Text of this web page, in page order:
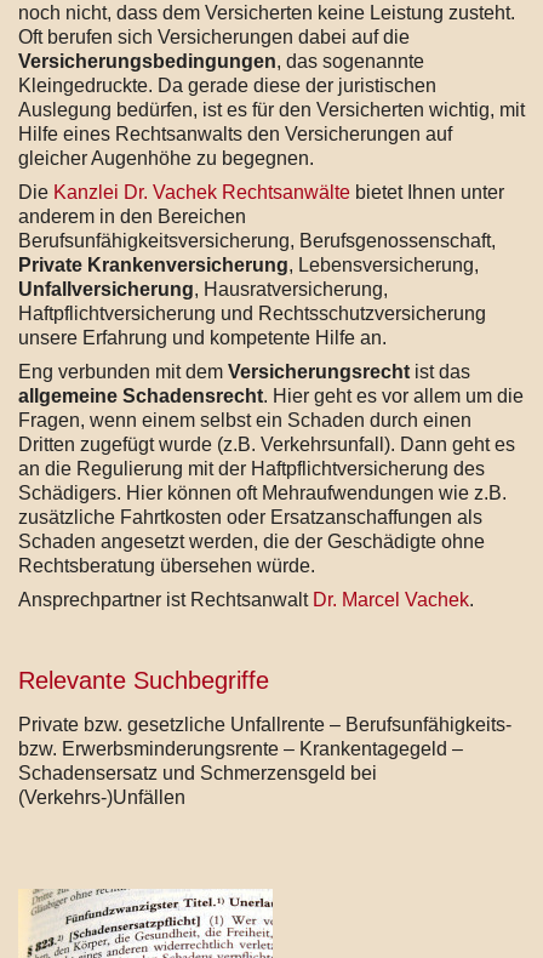
noch nicht, dass dem Versicherten keine Leistung zusteht.
Oft berufen sich Versicherungen dabei auf die
Versicherungsbedingungen, das sogenannte
Kleingedruckte. Da gerade diese der juristischen
Auslegung bedürfen, ist es für den Versicherten wichtig, mit
Hilfe eines Rechtsanwalts den Versicherungen auf
gleicher Augenhöhe zu begegnen.
Die Kanzlei Dr. Vachek Rechtsanwälte bietet Ihnen unter
anderem in den Bereichen
Berufsunfähigkeitsversicherung, Berufsgenossenschaft,
Private Krankenversicherung, Lebensversicherung,
Unfallversicherung, Hausratversicherung,
Haftpflichtversicherung und Rechtsschutzversicherung
unsere Erfahrung und kompetente Hilfe an.
Eng verbunden mit dem Versicherungsrecht ist das
allgemeine Schadensrecht. Hier geht es vor allem um die
Fragen, wenn einem selbst ein Schaden durch einen
Dritten zugefügt wurde (z.B. Verkehrsunfall). Dann geht es
an die Regulierung mit der Haftpflichtversicherung des
Schädigers. Hier können oft Mehraufwendungen wie z.B.
zusätzliche Fahrtkosten oder Ersatzanschaffungen als
Schaden angesetzt werden, die der Geschädigte ohne
Rechtsberatung übersehen würde.
Ansprechpartner ist Rechtsanwalt Dr. Marcel Vachek.
Relevante Suchbegriffe
Private bzw. gesetzliche Unfallrente – Berufsunfähigkeits-
bzw. Erwerbsminderungsrente – Krankentagegeld –
Schadensersatz und Schmerzensgeld bei
(Verkehrs-)Unfällen